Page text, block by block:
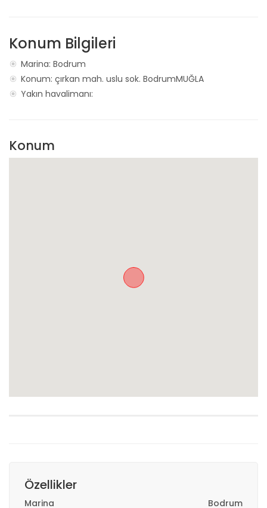
Konum Bilgileri
Marina: Bodrum
Konum: çırkan mah. uslu sok. BodrumMUĞLA
Yakın havalimanı:
Konum
Özellikler
Marina Bodrum